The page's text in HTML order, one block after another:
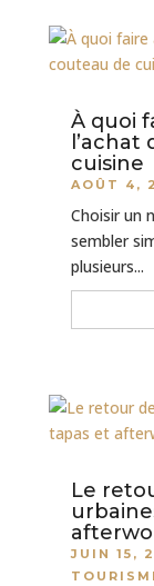
À quoi
cuisine
AOÛT 4,
Choisir un
sembler
plusieurs...
Le
JUIN 15,